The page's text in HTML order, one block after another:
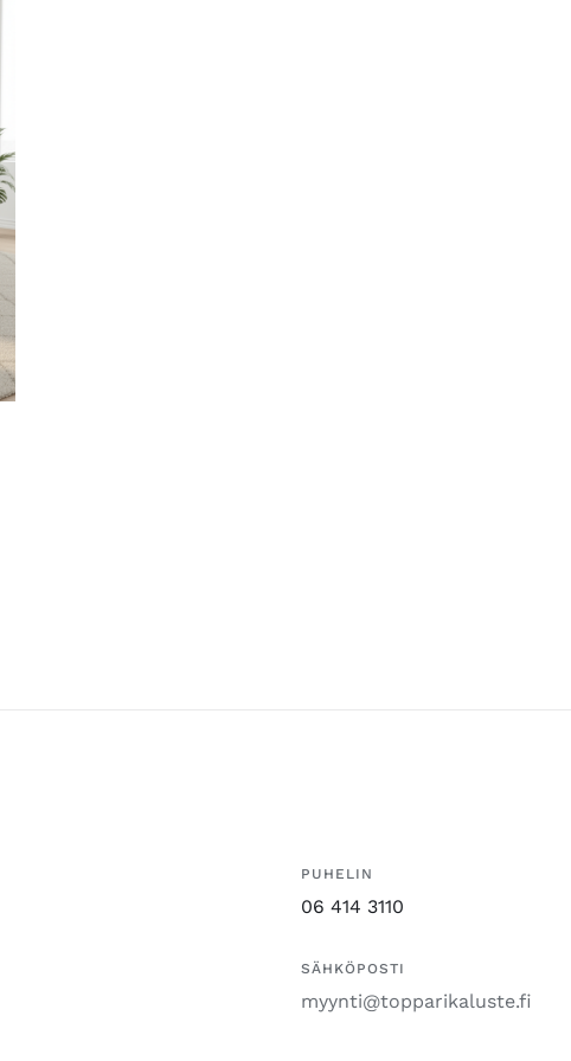
PUHELIN
06 414 3110
SÄHKÖPOSTI
myynti@topparikaluste.fi